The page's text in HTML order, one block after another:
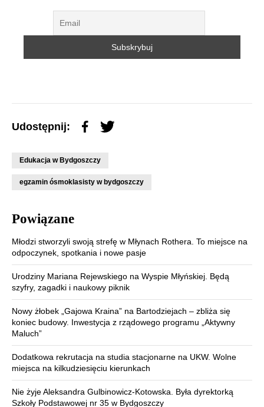
Udostępnij:
Edukacja w Bydgoszczy
egzamin ósmoklasisty w bydgoszczy
Powiązane
Młodzi stworzyli swoją strefę w Młynach Rothera. To miejsce na
odpoczynek, spotkania i nowe pasje
Urodziny Mariana Rejewskiego na Wyspie Młyńskiej. Będą
szyfry, zagadki i naukowy piknik
Nowy żłobek „Gajowa Kraina” na Bartodziejach – zbliża się
koniec budowy. Inwestycja z rządowego programu „Aktywny
Maluch”
Dodatkowa rekrutacja na studia stacjonarne na UKW. Wolne
miejsca na kilkudziesięciu kierunkach
Nie żyje Aleksandra Gulbinowicz-Kotowska. Była dyrektorką
Szkoły Podstawowej nr 35 w Bydgoszczy